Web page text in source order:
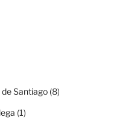
de Santiago(8)
(1)